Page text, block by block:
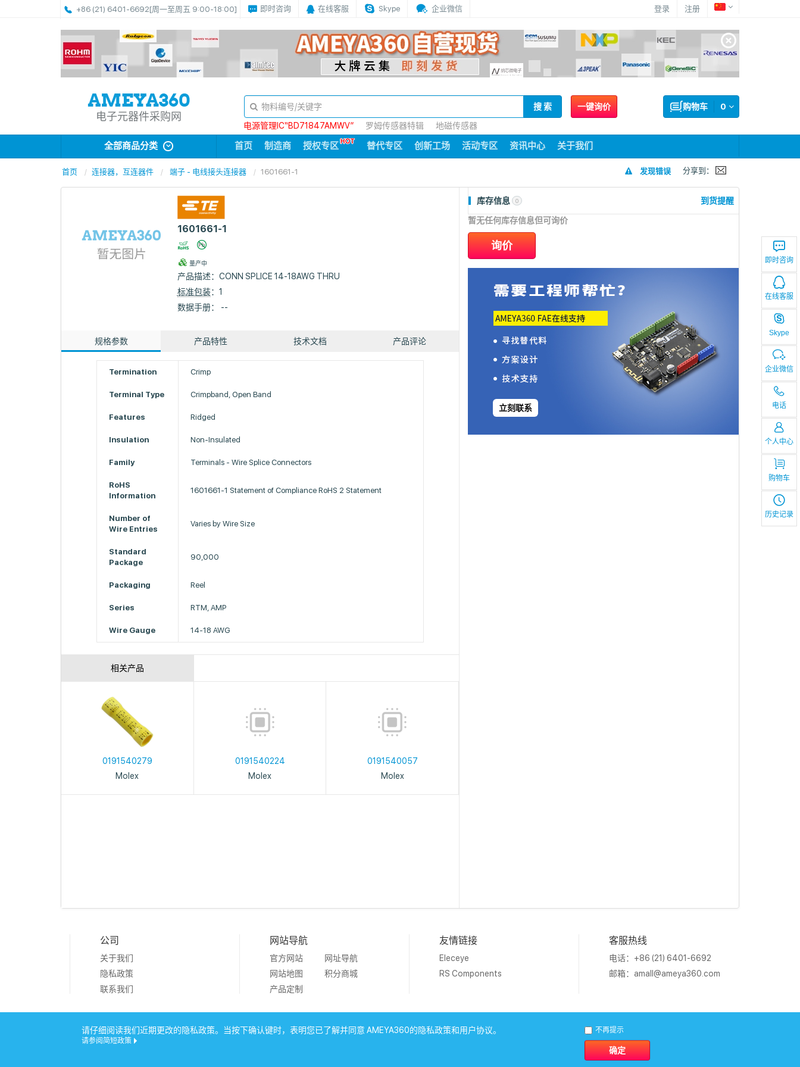
+86 (21) 6401-6692[周一至周五 9:00-18:00] 即时咨询 在线客服 Skype 企业微信 登录 注册
即时咨询
在线客服
Skype
企业微信
电话
个人中心
购物车
历史记录
电子元器件采购网
一键询价 0
购物车
搜 索
电源管理IC“BD71847AMWV”
罗姆传感器特辑 地磁传感器
全部商品分类 首页 制造商 授权专区 替代专区 创新工场 活动专区 资讯中心 关于我们
首页 连接器，互连器件 端子 - 电线接头连接器 1601661-1 发现错误 分享到：
1601661-1
量产中
产品描述： CONN SPLICE 14-18AWG THRU
标准包装：1
数据手册： --
规格参数 产品特性 技术文档 产品评论
Termination Crimp
Terminal Type Crimpband, Open Band
Features Ridged
Insulation Non-Insulated
Family Terminals - Wire Splice Connectors
RoHS
Information
1601661-1 Statement of Compliance RoHS 2 Statement
Number of
Wire Entries
Varies by Wire Size
Standard
Package
90,000
Packaging Reel
Series RTM, AMP
Wire Gauge 14-18 AWG
相关产品
0191540279
Molex
0191540224
Molex
0191540057
Molex
库存信息 0 到货提醒
暂无任何库存信息但可询价
询价
立刻联系
公司
关于我们
隐私政策
联系我们
网站导航
官方网站
网址导航
网站地图
积分商城
产品定制
友情链接
Eleceye
RS Components
客服热线
电话：+86 (21) 6401-6692
邮箱： amall@ameya360.com
请仔细阅读我们近期更改的隐私政策。当按下确认键时，表明您已了解并同意 AMEYA360的隐私政策和用户协议。
请参阅简短政策
不再提示
确定